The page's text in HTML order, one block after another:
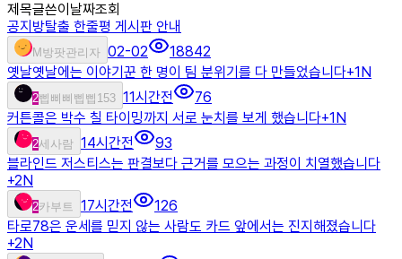
제목글쓴이 날짜조회
공지 방탈출 한줄평 게시판 안내
M 방팟관리자 02-02
18842
옛날옛날에는 이야기꾼 한 명이 팀 분위기를 다 만들었습니다+1 N
2삡삐삐삡삡153 11시간전
76
커튼콜은 박수 칠 타이밍까지 서로 눈치를 보게 했습니다+1 N
2세사람 14시간전
93
블라인드 저스티스는 판결보다 근거를 모으는 과정이 치열했습니다
+2 N
2카부트 17시간전
126
타로78은 운세를 믿지 않는 사람도 카드 앞에서는 진지해졌습니다
+2 N